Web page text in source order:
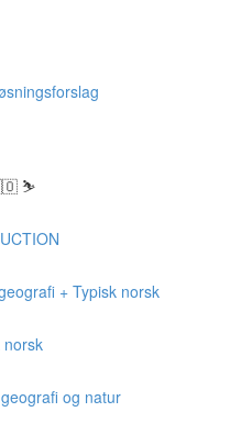
⛷
+ Typisk norsk
norsk
og natur